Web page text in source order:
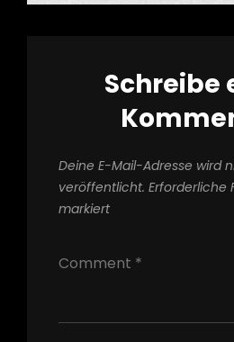
Schreibe
Deine E-Mail-Adresse wird
veröffentlicht. Erforderliche
markiert